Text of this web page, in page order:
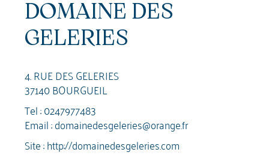
DOMAINE DES
GELERIES
4. RUE DES GELERIES
37140 BOURGUEIL
Tel :0247977483
Email :domainedesgeleries@orange.fr
Site :http://domainedesgeleries.com